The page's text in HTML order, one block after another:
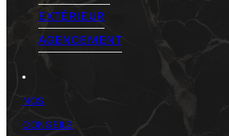
EXTÉRIEUR
AGENCEMENT
NOS
CONSEILS